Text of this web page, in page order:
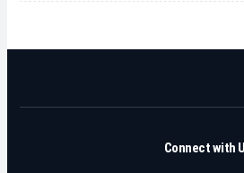
Connect with